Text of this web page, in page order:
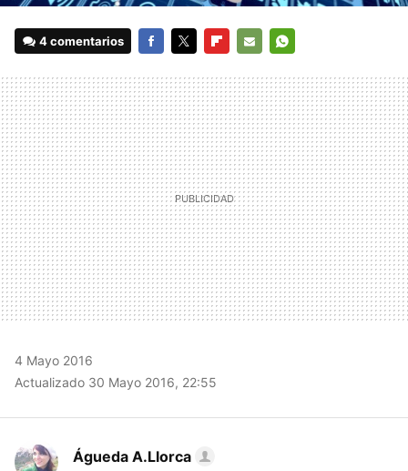
4 comentarios
MAIL
4 Mayo 2016
Actualizado 30 Mayo 2016, 22:55
Águeda A.Llorca